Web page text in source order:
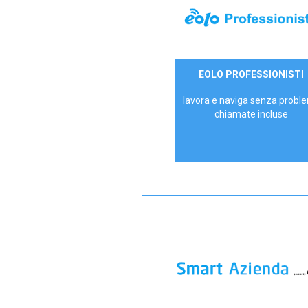
35,00 €/mese
EOLO PROFESSIONISTI
lavora e naviga senza
chiamate incluse